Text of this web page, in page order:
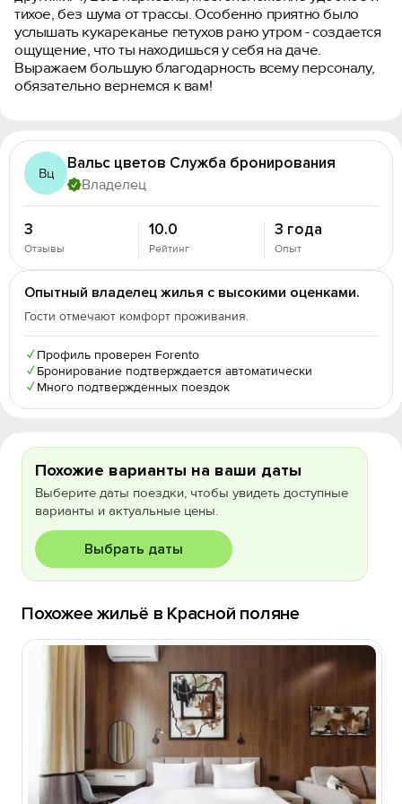
тихое, без шума от трассы. Особенно приятно было
услышать кукареканье петухов рано утром - создается
ощущение, что ты находишься у себя на даче.
Выражаем большую благодарность всему персоналу,
обязательно вернемся к вам!
Вц
Вальс цветов Служба бронирования
Владелец
3
Отзывы
10.0
Рейтинг
3 года
Опыт
Опытный владелец жилья с высокими оценками.
Гости отмечают комфорт проживания.
✓ Профиль проверен Forento
✓ Бронирование подтверждается автоматически
✓ Много подтвержденных поездок
Похожие варианты на ваши даты
Выберите даты поездки, чтобы увидеть доступные
варианты и актуальные цены.
Выбрать даты
Похожее жильё в Красной поляне